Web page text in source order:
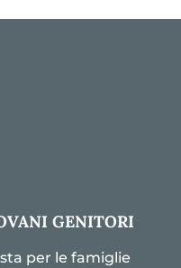
GENITORI
per le famiglie